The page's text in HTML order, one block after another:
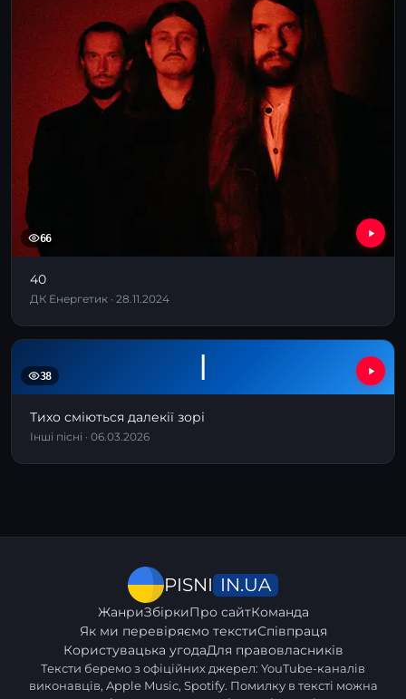
66
40
ДК Енергетик · 28.11.2024
І
38
Тихо сміються далекії зорі
Інші пісні · 06.03.2026
PISNI IN.UA
ЖанриЗбіркиПро сайтКоманда
Як ми перевіряємо текстиСпівпраця
Користувацька угодаДля правовласників
Тексти беремо з офіційних джерел: YouTube-каналів
виконавців, Apple Music, Spotify. Помилку в тексті можна